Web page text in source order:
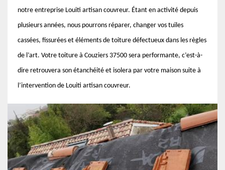
notre entreprise Louiti artisan couvreur. Étant en activité depuis
plusieurs années, nous pourrons réparer, changer vos tuiles
cassées, fissurées et éléments de toiture défectueux dans les règles
de l’art. Votre toiture à Couziers 37500 sera performante, c’est-à-
dire retrouvera son étanchéité et isolera par votre maison suite à
l’intervention de Louiti artisan couvreur.